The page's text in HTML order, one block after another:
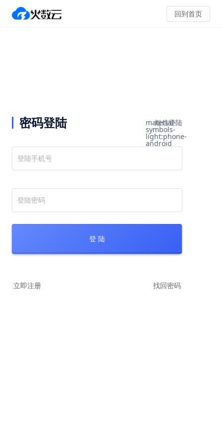
回到首页
密码登陆 material-
symbols-
light:phone-
android
短信登陆
登 陆
立即注册 找回密码